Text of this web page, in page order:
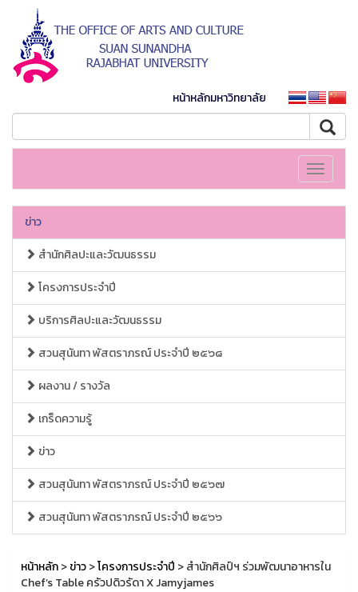
หน้าหลักมหาวิทยาลัย
Toggle
ข่าว
สำนักศิลปะและวัฒนธรรม
โครงการประจำปี
บริการศิลปะและวัฒนธรรม
สวนสุนันทา พัสตราภรณ์ ประจำปี ๒๕๖๘
ผลงาน / รางวัล
เกร็ดความรู้
ข่าว
สวนสุนันทา พัสตราภรณ์ ประจำปี ๒๕๖๗
สวนสุนันทา พัสตราภรณ์ ประจำปี ๒๕๖๖
หน้าหลัก>ข่าว>โครงการประจำปี > สำนักศิลป์ฯ ร่วมพัฒนาอาหารใน
Chef’s Table ครัวปดิวรัดา X Jamyjames